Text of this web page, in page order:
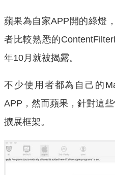
蘋果為自家APP開的綠燈
者比較熟悉的
年10月就被揭露。
不少使用者都為自己的
APP，然而蘋果，針對這
擴展框架。